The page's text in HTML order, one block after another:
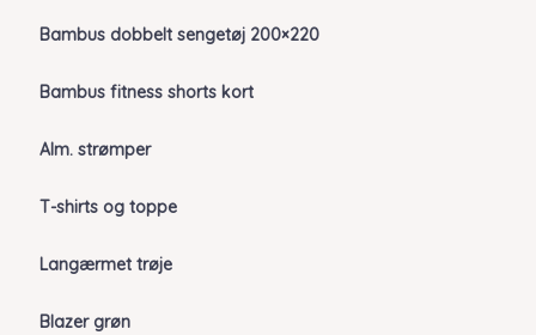
Bambus dobbelt sengetøj 200×220
Bambus fitness shorts kort
Alm. strømper
T-shirts og toppe
Langærmet trøje
Blazer grøn